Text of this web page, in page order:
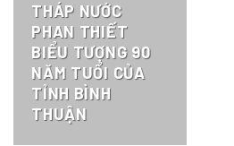
THÁP NƯỚC
PHAN THIẾT
BIỂU TƯỢNG 90
NĂM TUỔI CỦA
TỈNH BÌNH
THUẬN